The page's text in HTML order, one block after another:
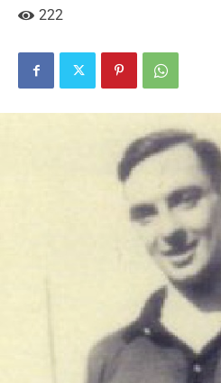
222